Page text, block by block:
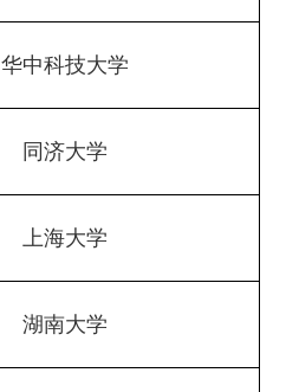
华中科技大学
同济大学
上海大学
湖南大学